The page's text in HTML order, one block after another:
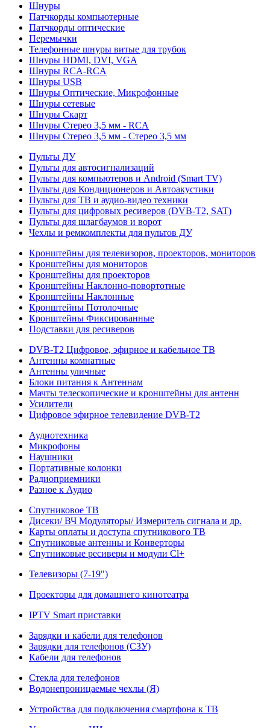
Шнуры
Патчкорды компьютерные
Патчкорды оптические
Перемычки
Телефонные шнуры витые для трубок
Шнуры HDMI, DVI, VGA
Шнуры RCA-RCA
Шнуры USB
Шнуры Оптические, Микрофонные
Шнуры сетевые
Шнуры Скарт
Шнуры Стерео 3,5 мм - RCA
Шнуры Стерео 3,5 мм - Стерео 3,5 мм
Пульты ДУ
Пульты для автосигнализаций
Пульты для компьютеров и Android (Smart TV)
Пульты для Кондиционеров и Автоакустики
Пульты для ТВ и аудио-видео техники
Пульты для цифровых ресиверов (DVB-T2, SAT)
Пульты для шлагбаумов и ворот
Чехлы и ремкомплекты для пультов ДУ
Кронштейны для телевизоров, проекторов, мониторов
Кронштейны для мониторов
Кронштейны для проекторов
Кронштейны Наклонно-повортотные
Кронштейны Наклонные
Кронштейны Потолочные
Кронштейны Фиксированные
Подставки для ресиверов
DVB-T2 Цифровое, эфирное и кабельное ТВ
Антенны комнатные
Антенны уличные
Блоки питания к Антеннам
Мачты телескопические и кронштейны для антенн
Усилители
Цифровое эфирное телевидение DVB-Т2
Аудиотехника
Микрофоны
Наушники
Портативные колонки
Радиоприемники
Разное к Аудио
Спутниковое ТВ
Дисеки/ ВЧ Модуляторы/ Измеритель сигнала и др.
Карты оплаты и доступа спутникового ТВ
Спутниковые антенны и Конверторы
Спутниковые ресиверы и модули Cl+
Телевизоры (7-19")
Проекторы для домашнего кинотеатра
IPTV Smart приставки
Зарядки и кабели для телефонов
Зарядки для телефонов (СЗУ)
Кабели для телефонов
Стекла для телефонов
Водонепроницаемые чехлы (Я)
Устройства для подключения смартфона к ТВ